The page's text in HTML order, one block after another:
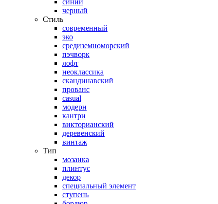
синий
черный
Стиль
современный
эко
средиземноморский
пэчворк
лофт
неоклассика
скандинавский
прованс
casual
модерн
кантри
викторианский
деревенский
винтаж
Тип
мозаика
плинтус
декор
специальный элемент
ступень